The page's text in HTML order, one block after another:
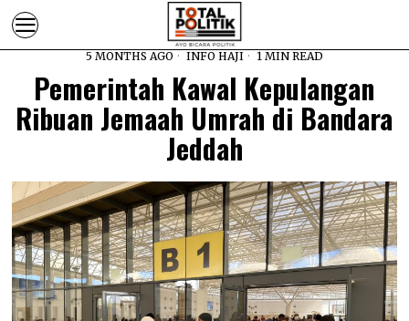
5 MONTHS AGO INFO HAJI 1 MIN READ
Pemerintah Kawal Kepulangan
Ribuan Jemaah Umrah di Bandara
Jeddah